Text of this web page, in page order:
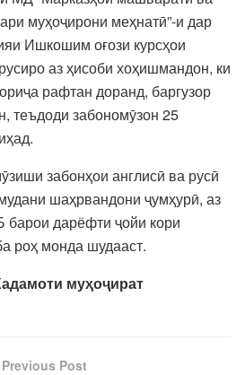
муҳоҷирони меҳнатӣ”-и дар
Ишкошим оғози курсҳои
аз ҳисоби хоҳишмандон, ки
рафтан доранд, баргузор
теъдоди забономӯзон 25
забонҳои англисӣ ва русӣ
шаҳрвандони ҷумҳурӣ, аз
дарёфти ҷойи кори
роҳ монда шудааст.
муҳоҷират
Previous Post